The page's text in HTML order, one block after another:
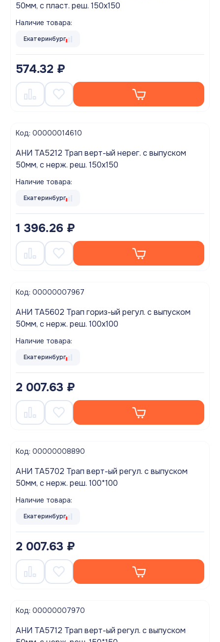
50мм, с пласт. реш. 150х150
Наличие товара:
Екатеринбург
574.32 ₽
Код: 00000014610
АНИ TA5212 Трап верт-ый нерег. с выпуском
50мм, с нерж. реш. 150х150
Наличие товара:
Екатеринбург
1 396.26 ₽
Код: 00000007967
АНИ TA5602 Трап гориз-ый регул. с выпуском
50мм, с нерж. реш. 100х100
Наличие товара:
Екатеринбург
2 007.63 ₽
Код: 00000008890
АНИ TA5702 Трап верт-ый регул. с выпуском
50мм, с нерж. реш. 100*100
Наличие товара:
Екатеринбург
2 007.63 ₽
Код: 00000007970
АНИ TA5712 Трап верт-ый регул. с выпуском